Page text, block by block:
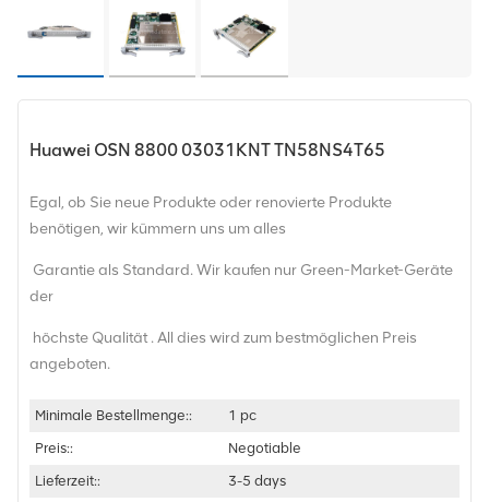
Huawei OSN 8800 03031KNT TN58NS4T65
Egal, ob Sie neue Produkte oder renovierte Produkte
benötigen, wir kümmern uns um alles
Garantie als Standard. Wir kaufen nur Green-Market-Geräte
der
höchste Qualität . All dies wird zum bestmöglichen Preis
angeboten.
Minimale Bestellmenge::
1 pc
Preis::
Negotiable
Lieferzeit::
3-5 days